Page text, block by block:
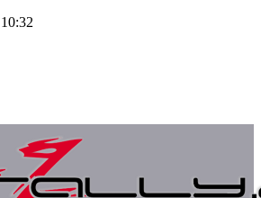
10:32